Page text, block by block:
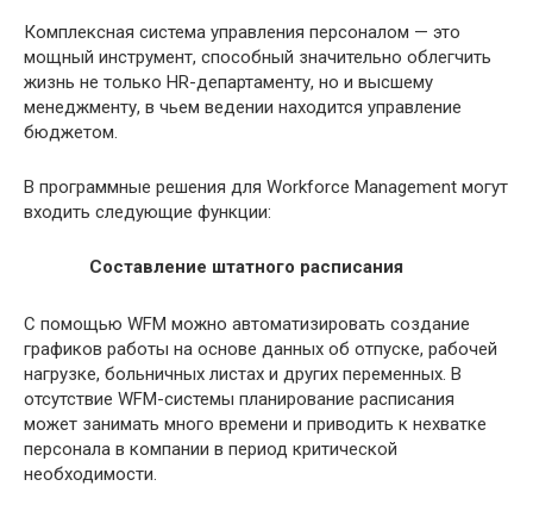
Комплексная система управления персоналом — это
мощный инструмент, способный значительно облегчить
жизнь не только HR-департаменту, но и высшему
менеджменту, в чьем ведении находится управление
бюджетом.
В программные решения для Workforce Management могут
входить следующие функции:
Составление штатного расписания
С помощью WFM можно автоматизировать создание
графиков работы на основе данных об отпуске, рабочей
нагрузке, больничных листах и других переменных. В
отсутствие WFM-системы планирование расписания
может занимать много времени и приводить к нехватке
персонала в компании в период критической
необходимости.